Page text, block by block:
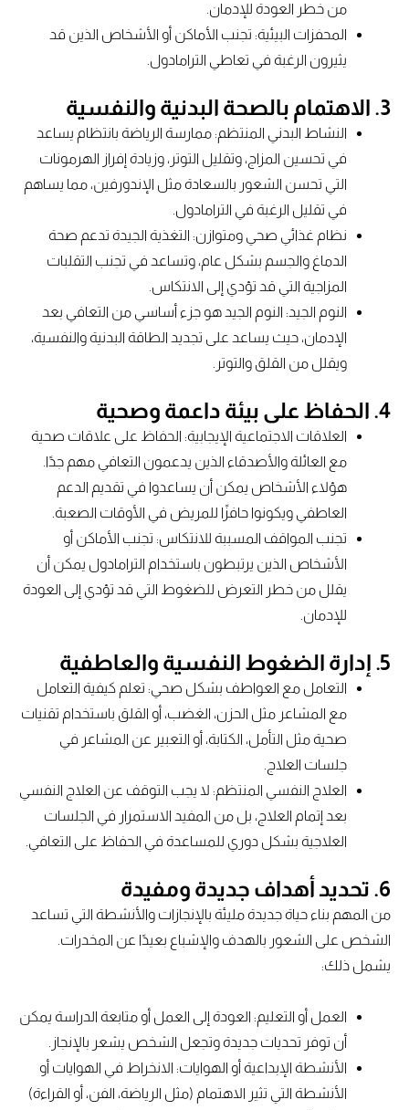
من خطر العودة للإدمان.
المحفزات البيئية: تجنب الأماكن أو الأشخاص الذين قد
يثيرون الرغبة في تعاطي الترامادول.
3. الاهتمام بالصحة البدنية والنفسية
النشاط البدني المنتظم: ممارسة الرياضة بانتظام يساعد
في تحسين المزاج، وتقليل التوتر، وزيادة إفراز الهرمونات
التي تحسن الشعور بالسعادة مثل الإندورفين، مما يساهم
في تقليل الرغبة في الترامادول.
نظام غذائي صحي ومتوازن: التغذية الجيدة تدعم صحة
الدماغ والجسم بشكل عام، وتساعد في تجنب التقلبات
المزاجية التي قد تؤدي إلى الانتكاس.
النوم الجيد: النوم الجيد هو جزء أساسي من التعافي بعد
الإدمان، حيث يساعد على تجديد الطاقة البدنية والنفسية،
ويقلل من القلق والتوتر.
4. الحفاظ على بيئة داعمة وصحية
العلاقات الاجتماعية الإيجابية: الحفاظ على علاقات صحية
مع العائلة والأصدقاء الذين يدعمون التعافي مهم جدًا.
هؤلاء الأشخاص يمكن أن يساعدوا في تقديم الدعم
العاطفي ويكونوا حافزًا للمريض في الأوقات الصعبة.
تجنب المواقف المسببة للانتكاس: تجنب الأماكن أو
الأشخاص الذين يرتبطون باستخدام الترامادول يمكن أن
يقلل من خطر التعرض للضغوط التي قد تؤدي إلى العودة
للإدمان.
5. إدارة الضغوط النفسية والعاطفية
التعامل مع العواطف بشكل صحي: تعلم كيفية التعامل
مع المشاعر مثل الحزن، الغضب، أو القلق باستخدام تقنيات
صحية مثل التأمل، الكتابة، أو التعبير عن المشاعر في
جلسات العلاج.
العلاج النفسي المنتظم: لا يجب التوقف عن العلاج النفسي
بعد إتمام العلاج، بل من المفيد الاستمرار في الجلسات
العلاجية بشكل دوري للمساعدة في الحفاظ على التعافي.
6. تحديد أهداف جديدة ومفيدة
من المهم بناء حياة جديدة مليئة بالإنجازات والأنشطة التي تساعد
الشخص على الشعور بالهدف والإشباع بعيدًا عن المخدرات.
يشمل ذلك:
العمل أو التعليم: العودة إلى العمل أو متابعة الدراسة يمكن
أن توفر تحديات جديدة وتجعل الشخص يشعر بالإنجاز.
الأنشطة الإبداعية أو الهوايات: الانخراط في الهوايات أو
الأنشطة التي تثير الاهتمام (مثل الرياضة، الفن، أو القراءة)